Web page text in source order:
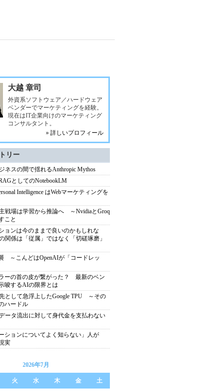
大越 章司
外資系ソフトウェア／ハードウェア
ベンダーでマーケティングを経験。
現在はIT企業向けのマーケティング
コンサルタント。
» 詳しいプロフィール
リー
ネスの間で揺れるAnthropic Mythos
としてのNotebookLM
Intelligence はWebマーケティングを
戦場は学習から推論へ ～NvidiaとGroq
こと
ョンは今のままで良いのかもしれな
係は「従属」ではなく「切磋琢磨」
～こんどはOpenAIが「コードレッ
ーの首の皮が繋がった？ 最新のベン
唆するAIの限界とは
先として急浮上したGoogle TPU ～その
ハードル
データ流出に対して身代金を支払わない
ションについてよく知らない」人が
実
2026年7月
火 水 木 金 土